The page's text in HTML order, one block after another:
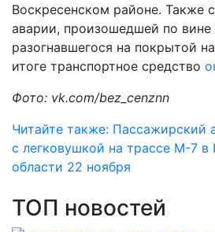
Воскресенском районе. Также
аварии, произошедшей по вине
разогнавшегося на покрытой
итоге транспортное средство
Фото: vk.com/bez_cenznn
Читайте также: Пассажирский
с легковушкой на трассе М-7
области 22 ноября
ТОП новостей